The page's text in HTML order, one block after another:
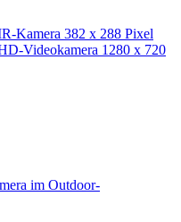
Kamera 382 x 288 Pixel
Videokamera 1280 x 720
im Outdoor-